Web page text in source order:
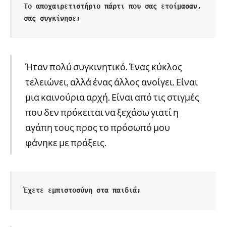
Το αποχαιρετιστήριο πάρτι που σας ετοίμασαν,
σας συγκίνησε;
Ήταν πολύ συγκινητικό. Ένας κύκλος
τελειώνει, αλλά ένας άλλος ανοίγει. Είναι
μια καινούρια αρχή. Είναι από τις στιγμές
που δεν πρόκειται να ξεχάσω γιατί η
αγάπη τους προς το πρόσωπό μου
φάνηκε με πράξεις.
Έχετε εμπιστοσύνη στα παιδιά;